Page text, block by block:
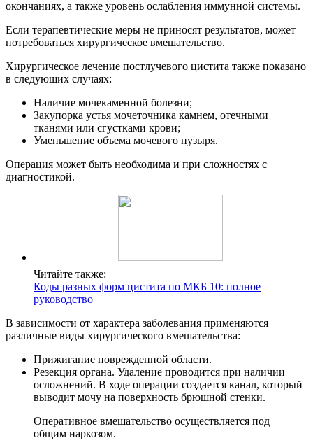
окончаниях, а также уровень ослабления иммунной системы.
Если терапевтические меры не приносят результатов, может
потребоваться хирургическое вмешательство.
Хирургическое лечение постлучевого цистита также показано
в следующих случаях:
Наличие мочекаменной болезни;
Закупорка устья мочеточника камнем, отечными
тканями или сгустками крови;
Уменьшение объема мочевого пузыря.
Операция может быть необходима и при сложностях с
диагностикой.
Читайте также:
Коды разных форм цистита по МКБ 10: полное
руководство
В зависимости от характера заболевания применяются
различные виды хирургического вмешательства:
Прижигание поврежденной области.
Резекция органа. Удаление проводится при наличии
осложнений. В ходе операции создается канал, который
выводит мочу на поверхность брюшной стенки.
Оперативное вмешательство осуществляется под
общим наркозом.